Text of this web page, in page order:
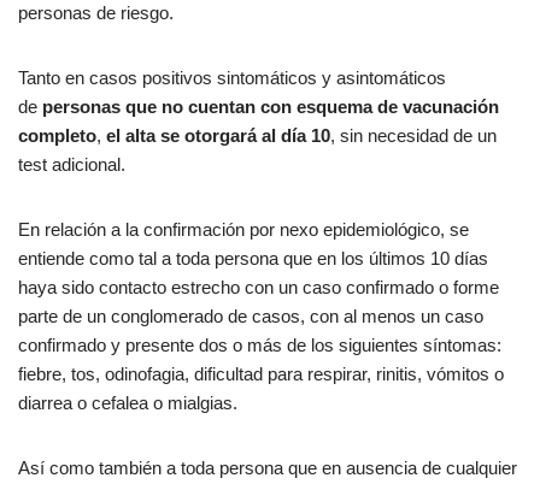
personas de riesgo.
Tanto en casos positivos sintomáticos y asintomáticos
de personas que no cuentan con esquema de vacunación
completo, el alta se otorgará al día 10, sin necesidad de un
test adicional.
En relación a la confirmación por nexo epidemiológico, se
entiende como tal a toda persona que en los últimos 10 días
haya sido contacto estrecho con un caso confirmado o forme
parte de un conglomerado de casos, con al menos un caso
confirmado y presente dos o más de los siguientes síntomas:
fiebre, tos, odinofagia, dificultad para respirar, rinitis, vómitos o
diarrea o cefalea o mialgias.
Así como también a toda persona que en ausencia de cualquier